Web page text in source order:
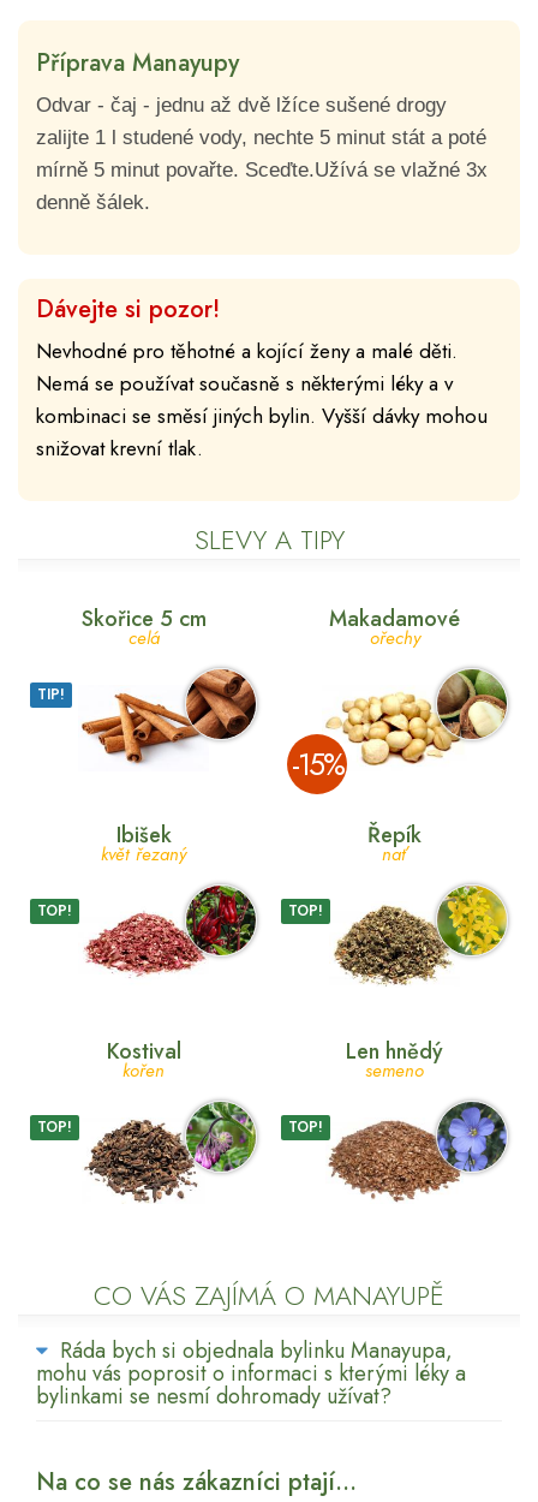
Příprava Manayupy
Odvar - čaj - jednu až dvě lžíce sušené drogy
zalijte 1 l studené vody, nechte 5 minut stát a poté
mírně 5 minut povařte. Sceďte.Užívá se vlažné 3x
denně šálek.
Dávejte si pozor!
Nevhodné pro těhotné a kojící ženy a malé děti.
Nemá se používat současně s některými léky a v
kombinaci se směsí jiných bylin. Vyšší dávky mohou
snižovat krevní tlak.
SLEVY A TIPY
Skořice 5 cm
celá
TIP!
Makadamové
ořechy
­-15%
Ibišek
květ řezaný
TOP!
Řepík
nať
TOP!
Kostival
kořen
TOP!
Len hnědý
semeno
TOP!
CO VÁS ZAJÍMÁ O MANAYUPĚ
Ráda bych si objednala bylinku Manayupa,
mohu vás poprosit o informaci s kterými léky a
bylinkami se nesmí dohromady užívat?
Na co se nás zákazníci ptají...